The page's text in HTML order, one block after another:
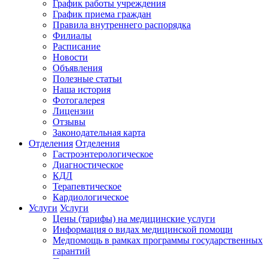
График работы учреждения
График приема граждан
Правила внутреннего распорядка
Филиалы
Расписание
Новости
Объявления
Полезные статьи
Наша история
Фотогалерея
Лицензии
Отзывы
Законодательная карта
Отделения Отделения
Гастроэнтерологическое
Диагностическое
КДЛ
Терапевтическое
Кардиологическое
Услуги Услуги
Цены (тарифы) на медицинские услуги
Информация о видах медицинской помощи
Медпомощь в рамках программы государственных
гарантий